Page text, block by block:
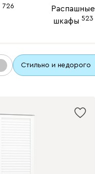
726
Распашные
шкафы 523
Стильно и недорого